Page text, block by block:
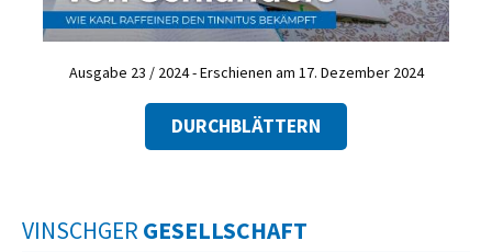
Ausgabe 23 / 2024 - Erschienen am 17. Dezember 2024
DURCHBLÄTTERN
VINSCHGER GESELLSCHAFT